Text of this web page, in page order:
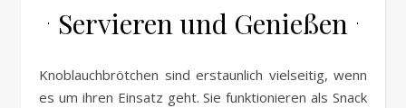
Servieren und Genießen
Knoblauchbrötchen sind erstaunlich vielseitig, wenn
es um ihren Einsatz geht. Sie funktionieren als Snack